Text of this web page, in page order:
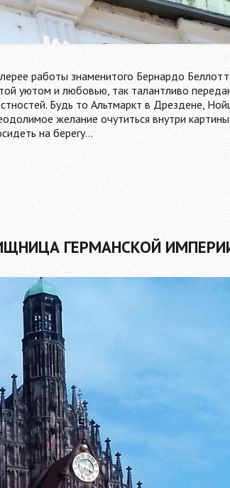
работы знаменитого Бернардо
уютом и любовью, так талантливо
Будь то Альтмаркт в Дрездене,
желание очутиться внутри
на берегу…
ГЕРМАНСКОЙ